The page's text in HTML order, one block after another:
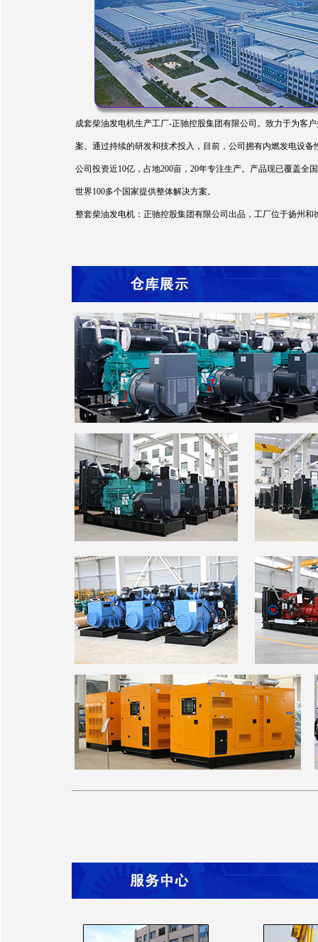
成套柴油发电机生产工厂-正驰控股集团有限公司。致力于为客
案。通过持续的研发和技术投入，目前，公司拥有内燃发电设
公司投资近10亿，占地200亩，20年专注生产。产品现已覆盖
世界100多个国家提供整体解决方案。
整套柴油发电机：正驰控股集团有限公司出品，工厂位于扬州和